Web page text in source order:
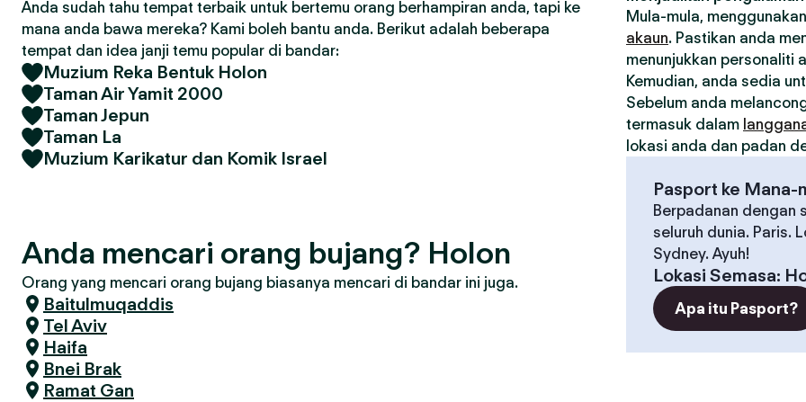
Anda sudah tahu tempat terbaik untuk bertemu orang berhampiran anda, tapi ke
mana anda bawa mereka? Kami boleh bantu anda. Berikut adalah beberapa
tempat dan idea janji temu popular di bandar:
Muzium Reka Bentuk Holon
Taman Air Yamit 2000
Taman Jepun
Taman La
Muzium Karikatur dan Komik Israel
Anda mencari orang bujang? Holon
Orang yang mencari orang bujang biasanya mencari di bandar ini juga.
Baitulmuqaddis
Tel Aviv
Haifa
Bnei Brak
Ramat Gan
Mula-mula,
akaun. Pastikan anda
menunjukkan personaliti
Kemudian, anda sedia
Sebelum anda
termasuk dalam
lokasi anda dan padan
Pasport ke Mana-
Berpadanan dengan
seluruh dunia. Paris.
Sydney. Ayuh!
Lokasi Semasa:
Apa itu Pasport?